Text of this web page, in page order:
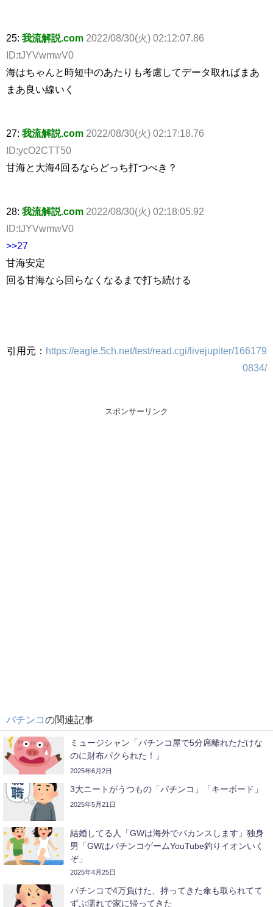
25: 我流解説.com 2022/08/30(火) 02:12:07.86
ID:tJYVwmwV0
海はちゃんと時短中のあたりも考慮してデータ取ればまあ
まあ良い線いく
27: 我流解説.com 2022/08/30(火) 02:17:18.76
ID:ycO2CTT50
甘海と大海4回るならどっち打つべき？
28: 我流解説.com 2022/08/30(火) 02:18:05.92
ID:tJYVwmwV0
>>27
甘海安定
回る甘海なら回らなくなるまで打ち続ける
引用元： https://eagle.5ch.net/test/read.cgi/livejupiter/166179
0834/
スポンサーリンク
パチンコの関連記事
ミュージシャン「パチンコ屋で5分席離れただけな
のに財布パクられた！」
2025年6月2日
3大ニートがうつもの「パチンコ」「キーボード」
2025年5月21日
結婚してる人「GWは海外でバカンスします」独身
男「GWはパチンコゲームYouTube釣りイオンいく
ぞ」
2025年4月25日
パチンコで4万負けた、持ってきた傘も取られてて
ずぶ濡れで家に帰ってきた